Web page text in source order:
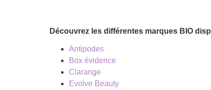
Découvrez les différentes marques BIO
Antipodes
Box évidence
Clarange
Evolve Beauty